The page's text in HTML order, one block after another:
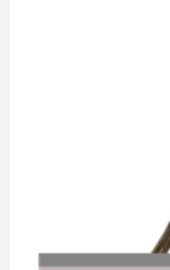
0